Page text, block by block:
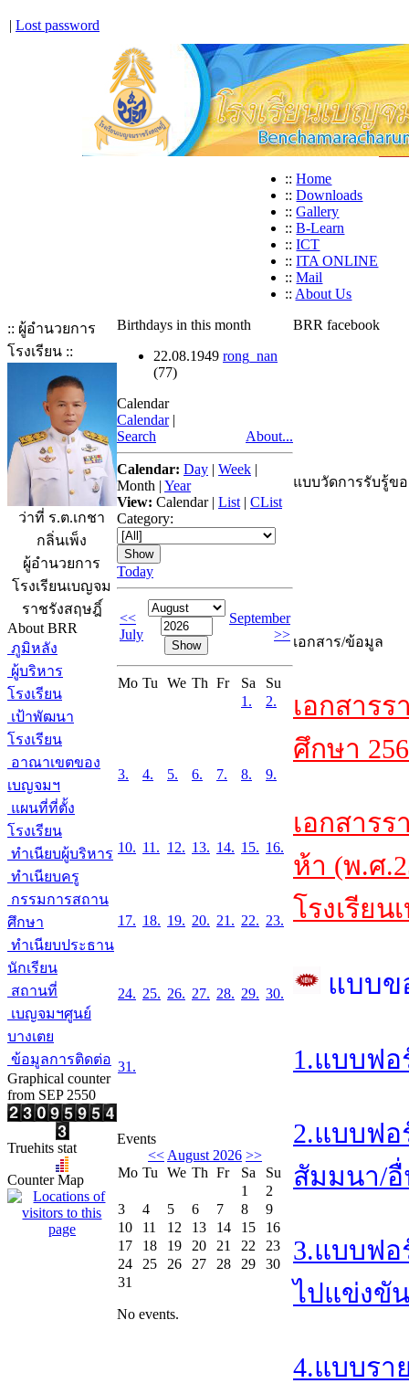
| Lost password
:: Home
:: Downloads
:: Gallery
:: B-Learn
:: ICT
:: ITA ONLINE
:: Mail
:: About Us
:: ผู้อำนวยการ
โรงเรียน ::
ว่าที่ ร.ต.เกชา
กลิ่นเพ็ง
ผู้อำนวยการ
โรงเรียนเบญจม
ราชรังสฤษฎิ์
About BRR
ภูมิหลัง
ผู้บริหาร
โรงเรียน
เป้าพัฒนา
โรงเรียน
อาณาเขตของ
เบญจมฯ
แผนที่ที่ตั้ง
โรงเรียน
ทำเนียบผู้บริหาร
ทำเนียบครู
กรรมการสถาน
ศึกษา
ทำเนียบประธาน
นักเรียน
สถานที่
เบญจมฯศูนย์
บางเตย
ข้อมูลการติดต่อ
Graphical counter
from SEP 2550
Truehits stat
Counter Map
Birthdays in this month
22.08.1949 rong_nan
(77)
Calendar
Calendar |
Search
About...
Calendar: Day | Week |
Month | Year
View: Calendar| List | CList
Category:
Today
<<
July
September
>>
Mo Tu We Th Fr Sa
Su
1.
2.
3. 4. 5. 6. 7. 8. 9.
10. 11. 12. 13. 14. 15. 16.
17. 18. 19. 20. 21. 22. 23.
24. 25. 26. 27. 28. 29. 30.
31.
Events
<< August 2026 >>
Mo Tu We Th Fr Sa
Su
1
2
3
4 5 6 7 8
9
10
11 12 13 14 15
16
17
18 19 20 21 22
23
24
25 26 27 28 29
30
31
No events.
BRR facebook
แบบวัดการรับรู้ข
เอกสาร/ข้อมูล
เอกสารร
ศึกษา
เอกสาร
ห้า (พ.ศ
โรงเรีย
แบบข
1.แบบฟ
2.แบบฟอ
สัมมนา/
3.แบบฟอ
ไปแข่งขั
4.แบบรา